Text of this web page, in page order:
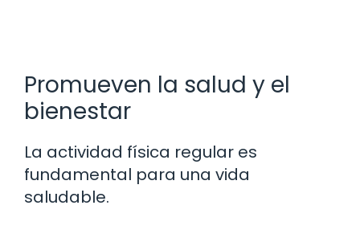
Promueven la salud y el
bienestar
La actividad física regular es
fundamental para una vida
saludable.